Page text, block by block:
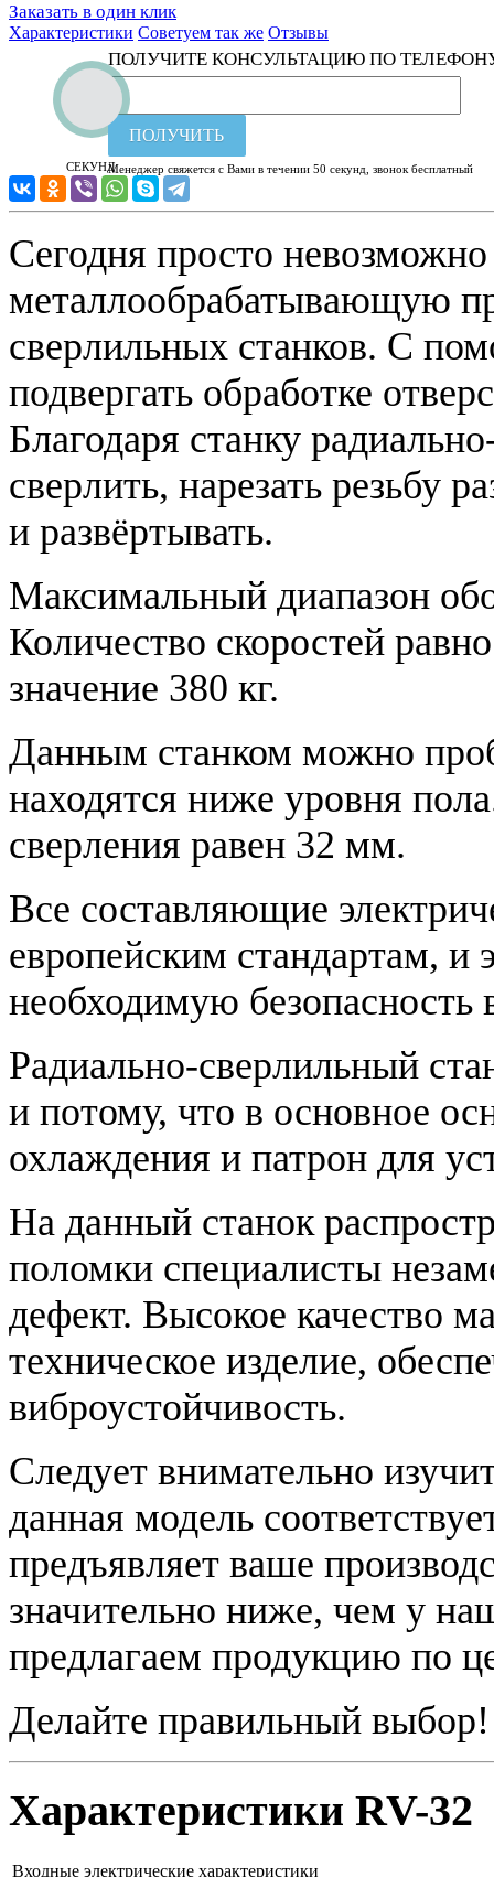
Заказать в один клик
Характеристики Советуем так же Отзывы
СЕКУНД
ПОЛУЧИТЕ КОНСУЛЬТАЦИЮ ПО
ПОЛУЧИТЬ
Менеджер свяжется с Вами в течении 50 секунд, звонок бесплатный
Сегодня просто невозможно
металлообрабатывающую
сверлильных станков. С
подвергать обработке
Благодаря станку
сверлить, нарезать резьбу
и развёртывать.
Максимальный диапазон
Количество скоростей
значение 380 кг.
Данным станком можно
находятся ниже уровня
сверления равен 32 мм.
Все составляющие
европейским стандартам, и
необходимую безопасность
Радиально-сверлильный
и потому, что в основное
охлаждения и патрон для
На данный станок
поломки специалисты
дефект. Высокое качество
техническое изделие,
виброустойчивость.
Следует внимательно
данная модель
предъявляет ваше
значительно ниже, чем у
предлагаем продукцию по
Делайте правильный выбор!
Характеристики RV-32
Входные электрические характеристики